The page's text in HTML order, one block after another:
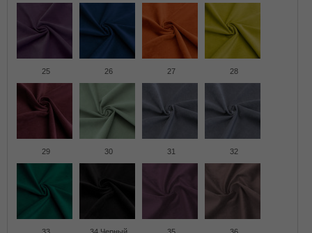
25 26 27 28
29 30 31 32